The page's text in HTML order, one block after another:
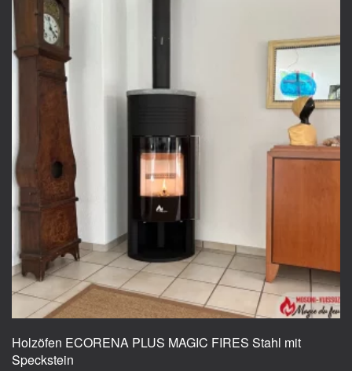
Holzöfen ECORENA PLUS MAGIC FIRES Stahl mit
Speckstein